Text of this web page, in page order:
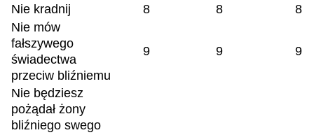
Nie kradnij
8 8
8
Nie mów
fałszywego
świadectwa
przeciw bliźniemu
9 9 9
Nie będziesz
pożądał żony
bliźniego swego